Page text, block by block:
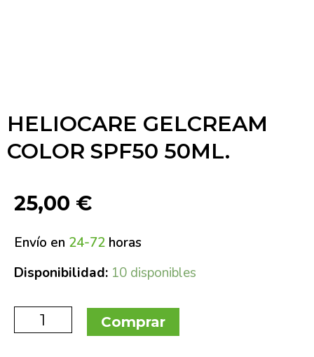
HELIOCARE GELCREAM
COLOR SPF50 50ML.
25,00 €
Envío en 24-72 horas
Disponibilidad: 10 disponibles
Comprar